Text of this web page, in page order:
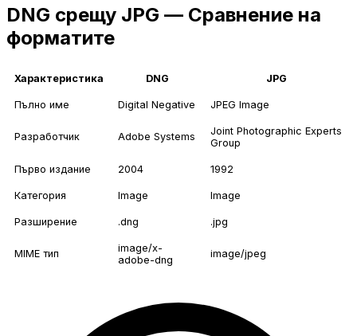
DNG срещу JPG — Сравнение на
форматите
Характеристика DNG JPG
Пълно име Digital Negative JPEG Image
Разработчик Adobe Systems
Joint Photographic Experts
Group
Първо издание 2004 1992
Категория Image Image
Разширение .dng .jpg
MIME тип
image/x-
adobe-dng
image/jpeg